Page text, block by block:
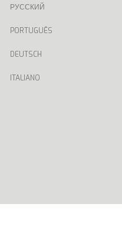
РУССКИЙ
PORTUGUÊS
DEUTSCH
ITALIANO